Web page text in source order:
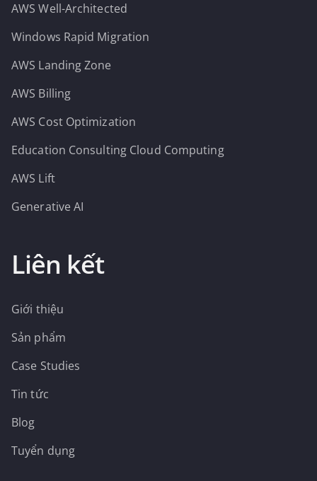
AWS Well-Architected
Windows Rapid Migration
AWS Landing Zone
AWS Billing
AWS Cost Optimization
Education Consulting Cloud Computing
AWS Lift
Generative AI
Liên kết
Giới thiệu
Sản phẩm
Case Studies
Tin tức
Blog
Tuyển dụng